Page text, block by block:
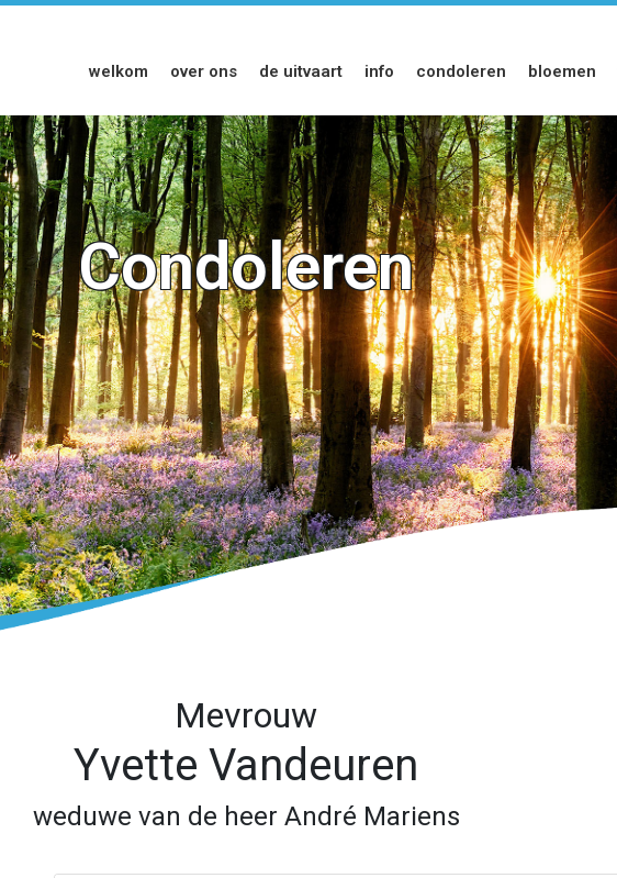
welkom over ons de uitvaart info condoleren bloemen
Condoleren
Mevrouw
Yvette Vandeuren
weduwe van de heer André Mariens